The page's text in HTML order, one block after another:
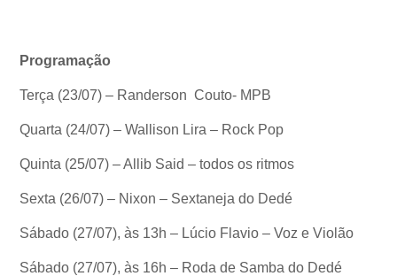
Programação
Terça (23/07) – Randerson Couto- MPB
Quarta (24/07) – Wallison Lira – Rock Pop
Quinta (25/07) – Allib Said – todos os ritmos
Sexta (26/07) – Nixon – Sextaneja do Dedé
Sábado (27/07), às 13h – Lúcio Flavio – Voz e Violão
Sábado (27/07), às 16h – Roda de Samba do Dedé